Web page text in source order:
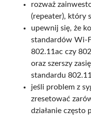
rozważ
(repeater), który
upewnij się, że
standardów Wi-
802.11ac czy
oraz szerszy
standardu
jeśli problem z
zresetować
działanie często